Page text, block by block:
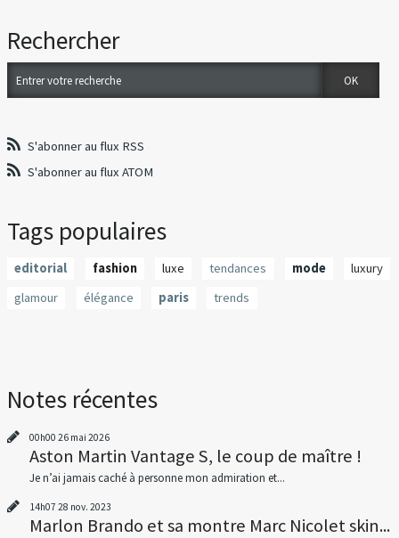
Rechercher
S'abonner au flux RSS
S'abonner au flux ATOM
Tags populaires
editorial fashion luxe tendances mode
luxury
glamour
élégance paris trends
Notes récentes
00h00 26 mai 2026
Aston Martin Vantage S, le coup de maître !
Je n’ai jamais caché à personne mon admiration et...
14h07 28 nov. 2023
Marlon Brando et sa montre Marc Nicolet skin...